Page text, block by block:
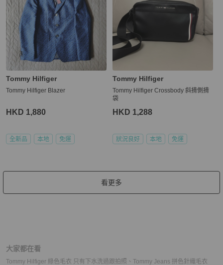
Tommy Hilfiger
Tommy Hilfiger Blazer
HKD 1,880
全新品 本地 免運
Tommy Hilfiger
Tommy Hilfiger Crossbody 斜揹側揹
袋
HKD 1,288
狀況良好 本地 免運
看更多
大家都在看
Tommy Hilfiger 綠色毛衣 只有下水洗過跟拍照 、 Tommy Jeans 拼色針織毛衣